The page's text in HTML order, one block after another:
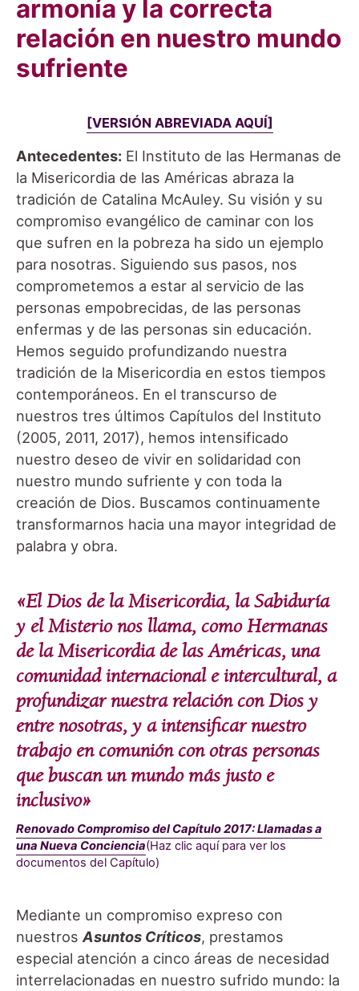
armonía y la correcta
relación en nuestro mundo
sufriente
[VERSIÓN ABREVIADA AQUÍ]
Antecedentes: El Instituto de las Hermanas de
la Misericordia de las Américas abraza la
tradición de Catalina McAuley. Su visión y su
compromiso evangélico de caminar con los
que sufren en la pobreza ha sido un ejemplo
para nosotras. Siguiendo sus pasos, nos
comprometemos a estar al servicio de las
personas empobrecidas, de las personas
enfermas y de las personas sin educación.
Hemos seguido profundizando nuestra
tradición de la Misericordia en estos tiempos
contemporáneos. En el transcurso de
nuestros tres últimos Capítulos del Instituto
(2005, 2011, 2017), hemos intensificado
nuestro deseo de vivir en solidaridad con
nuestro mundo sufriente y con toda la
creación de Dios. Buscamos continuamente
transformarnos hacia una mayor integridad de
palabra y obra.
«El Dios de la Misericordia, la Sabiduría
y el Misterio nos llama, como Hermanas
de la Misericordia de las Américas, una
comunidad internacional e intercultural, a
profundizar nuestra relación con Dios y
entre nosotras, y a intensificar nuestro
trabajo en comunión con otras personas
que buscan un mundo más justo e
inclusivo»
Renovado Compromiso del Capítulo 2017: Llamadas a
una Nueva Conciencia(Haz clic aquí para ver los
documentos del Capítulo)
Mediante un compromiso expreso con
nuestros Asuntos Críticos, prestamos
especial atención a cinco áreas de necesidad
interrelacionadas en nuestro sufrido mundo: la